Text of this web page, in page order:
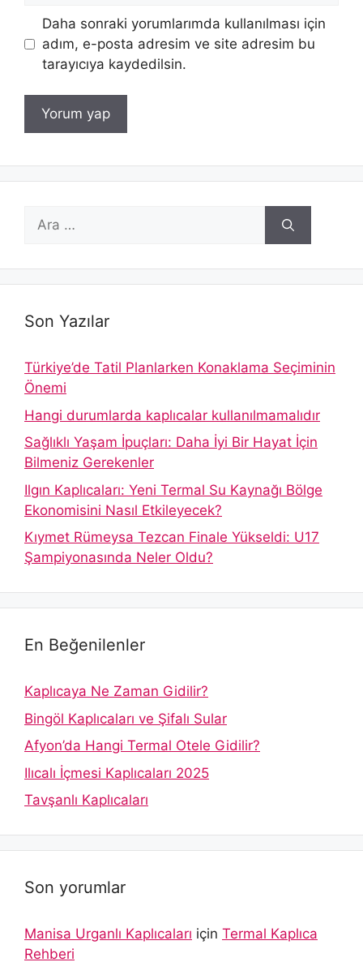
Daha sonraki yorumlarımda kullanılması için
adım, e-posta adresim ve site adresim bu
tarayıcıya kaydedilsin.
için
Son Yazılar
Türkiye’de Tatil Planlarken Konaklama Seçiminin
Önemi
Hangi durumlarda kaplıcalar kullanılmamalıdır
Sağlıklı Yaşam İpuçları: Daha İyi Bir Hayat İçin
Bilmeniz Gerekenler
Ilgın Kaplıcaları: Yeni Termal Su Kaynağı Bölge
Ekonomisini Nasıl Etkileyecek?
Kıymet Rümeysa Tezcan Finale Yükseldi: U17
Şampiyonasında Neler Oldu?
En Beğenilenler
Kaplıcaya Ne Zaman Gidilir?
Bingöl Kaplıcaları ve Şifalı Sular
Afyon’da Hangi Termal Otele Gidilir?
Ilıcalı İçmesi Kaplıcaları 2025
Tavşanlı Kaplıcaları
Son yorumlar
Manisa Urganlı Kaplıcaları için Termal Kaplıca
Rehberi